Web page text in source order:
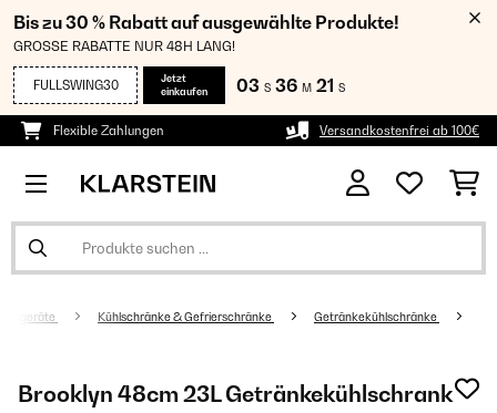
Bis zu 30 % Rabatt auf ausgewählte Produkte!
GROSSE RABATTE NUR 48H LANG!
FULLSWING30
Jetzt
einkaufen
03 S 36 M 20 S
Flexible Zahlungen Versandkostenfrei ab 100€
Kühlschränke & Gefrierschränke Getränkekühlschränke
Brooklyn 48cm 23L Getränkekühlschrank